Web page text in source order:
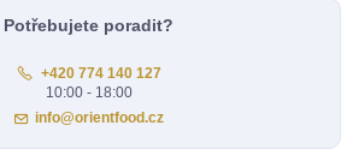
Potřebujete poradit?
+420 774 140 127
10:00 - 18:00
info@orientfood.cz